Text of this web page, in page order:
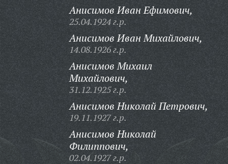
Анисимов Иван Ефимович,
25.04.1924 г.р.
Анисимов Иван Михайлович,
14.08.1926 г.р.
Анисимов Михаил
Михайлович,
31.12.1925 г.р.
Анисимов Николай Петрович,
19.11.1927 г.р.
Анисимов Николай
Филиппович,
02.04.1927 г.р.